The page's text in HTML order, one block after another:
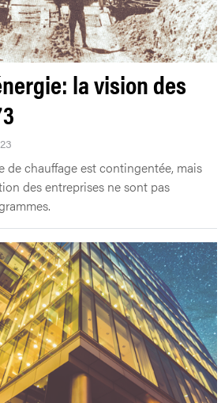
la vision des
de chauffage est contingentée, mais
des entreprises ne sont pas